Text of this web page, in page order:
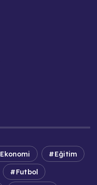
Ekonomi Eğitim
Futbol